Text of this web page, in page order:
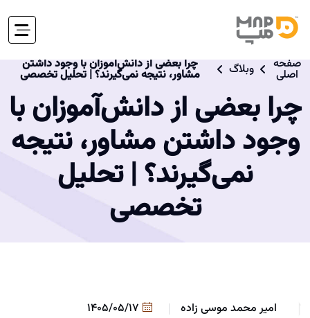
صفحه
اصلی وبلاگ چرا بعضی از دانش‌آموزان با وجود داشتن
مشاور، نتیجه نمی‌گیرند؟ | تحلیل تخصصی
چرا بعضی از دانش‌آموزان با
وجود داشتن مشاور، نتیجه
نمی‌گیرند؟ | تحلیل
تخصصی
امیر محمد موسی زاده